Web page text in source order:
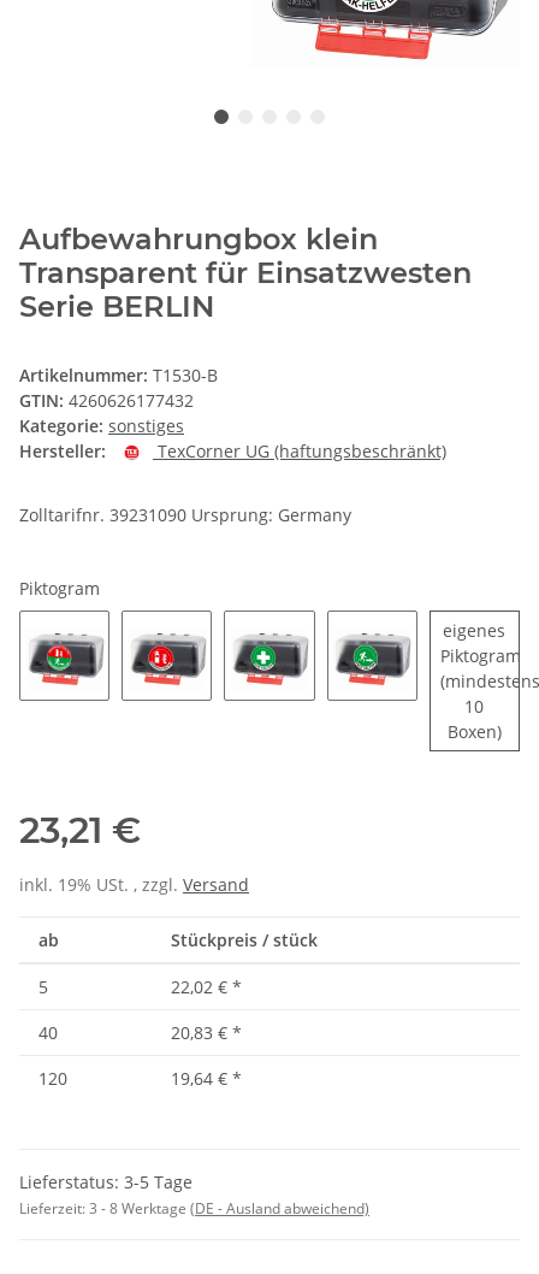
Aufbewahrungbox klein
Transparent für Einsatzwesten
Serie BERLIN
Artikelnummer: T1530-B
GTIN: 4260626177432
Kategorie: sonstiges
Hersteller:
TexCorner UG (haftungsbeschränkt)
Zolltarifnr. 39231090 Ursprung: Germany
Piktogram
eigenes
Piktogram
(mindestens
10
Boxen)
23,21 €
inkl. 19% USt. , zzgl. Versand
ab Stückpreis / stück
5 22,02 € *
40
20,83 € *
120
19,64 € *
Lieferstatus: 3-5 Tage
Lieferzeit:3 - 8 Werktage (DE - Ausland abweichend)